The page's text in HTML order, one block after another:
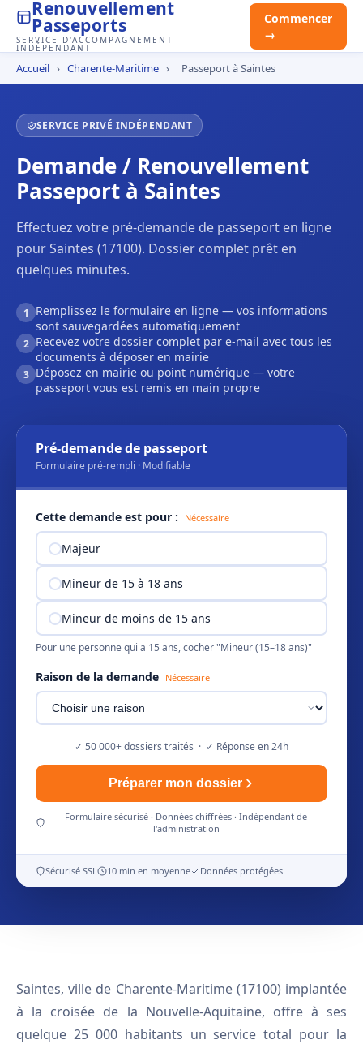
Renouvellement
Passeports
SERVICE D'ACCOMPAGNEMENT
INDÉPENDANT
Commencer
→
Accueil › Charente-Maritime › Passeport à Saintes
SERVICE PRIVÉ INDÉPENDANT
Demande / Renouvellement
Passeport à Saintes
Effectuez votre pré-demande de passeport en ligne
pour Saintes (17100). Dossier complet prêt en
quelques minutes.
1
Remplissez le formulaire en ligne — vos informations
sont sauvegardées automatiquement
2 Recevez votre dossier complet par e-mail avec tous les
documents à déposer en mairie
3 Déposez en mairie ou point numérique — votre
passeport vous est remis en main propre
Pré-demande de passeport
Formulaire pré-rempli · Modifiable
Cette demande est pour : Nécessaire
Majeur
Mineur de 15 à 18 ans
Mineur de moins de 15 ans
Pour une personne qui a 15 ans, cocher "Mineur (15–18 ans)"
Raison de la demande Nécessaire
✓ 50 000+ dossiers traités · ✓ Réponse en 24h
Préparer mon dossier
Formulaire sécurisé · Données chiffrées · Indépendant de
l'administration
Sécurisé SSL 10 min en moyenne Données protégées
Saintes, ville de Charente-Maritime (17100) implantée
à la croisée de la Nouvelle-Aquitaine, offre à ses
quelque 25 000 habitants un service total pour la